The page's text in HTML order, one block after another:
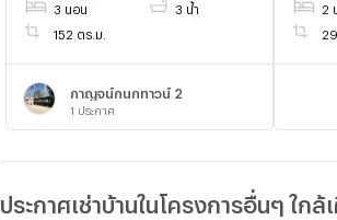
3 นอน 3 น้ำ
152 ตร.ม.
กาญจน์กนกทาวน์ 2
1 ประกาศ
2
ประกาศเช่าบ้านในโครงการอื่นๆ ใกล้